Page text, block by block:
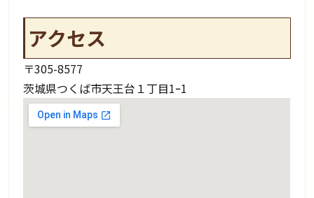
アクセス
〒305-8577
茨城県つくば市天王台１丁目1ｰ1